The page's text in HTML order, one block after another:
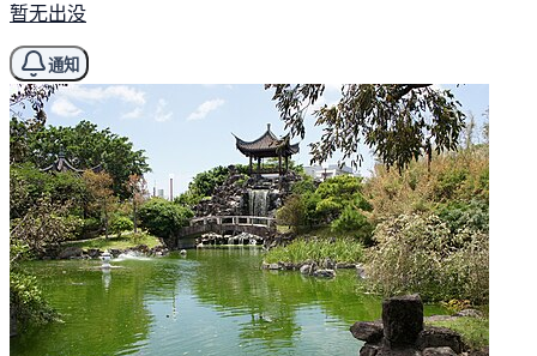
暂无出没
通知